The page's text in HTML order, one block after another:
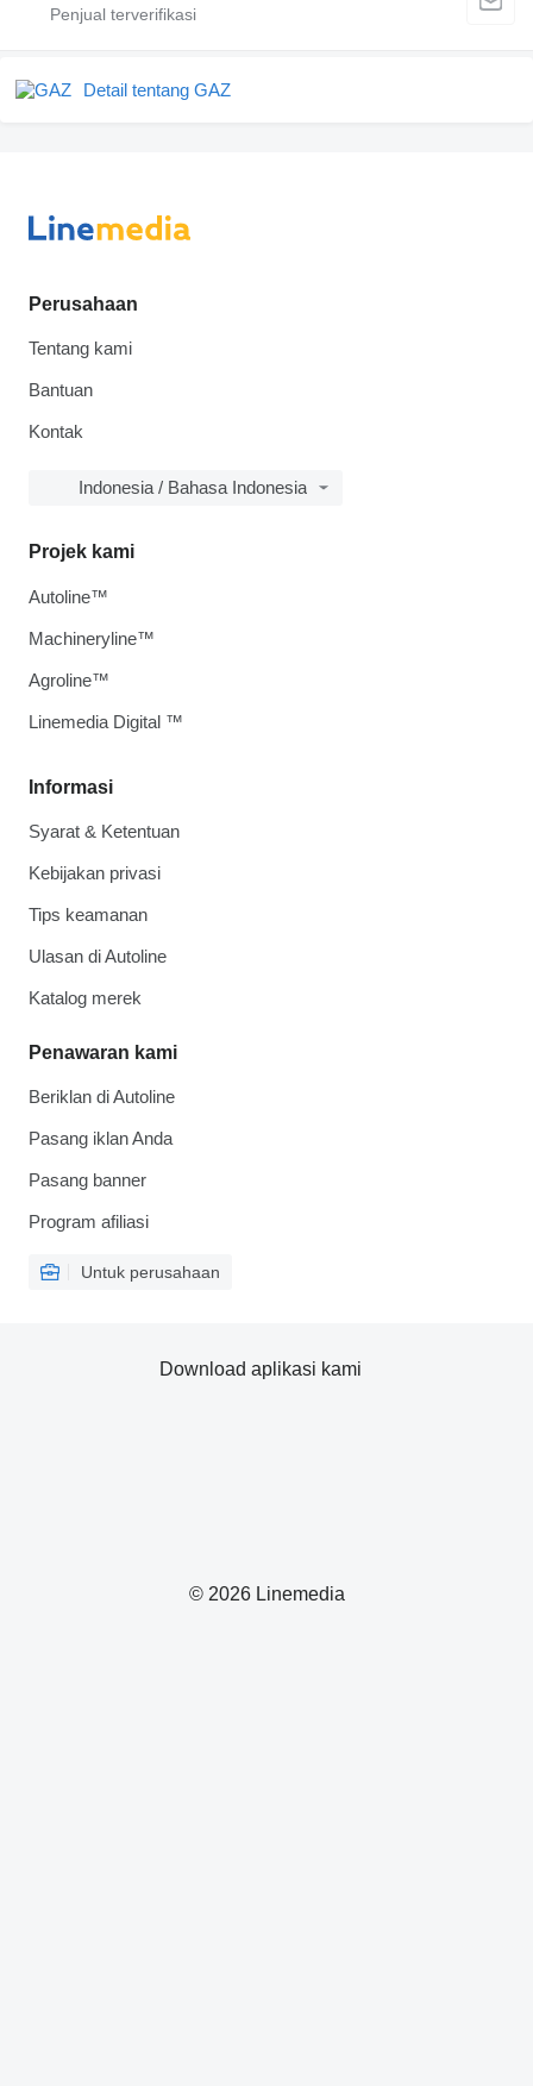
Detail tentang GAZ
Perusahaan
Tentang kami
Bantuan
Kontak
Indonesia / Bahasa Indonesia
Informasi
Syarat & Ketentuan
Kebijakan privasi
Tips keamanan
Ulasan di Autoline
Katalog merek
Penawaran kami
Beriklan di Autoline
Pasang iklan Anda
Pasang banner
Program afiliasi
Untuk perusahaan
Projek kami
Autoline™
Machineryline™
Agroline™
Linemedia Digital ™
© 2026 Linemedia
Download aplikasi kami